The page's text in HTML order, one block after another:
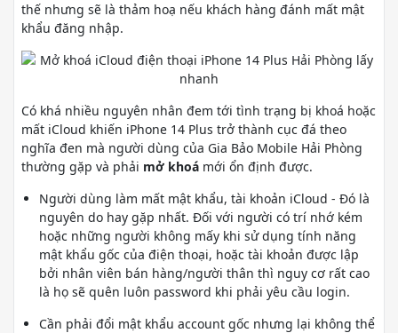
thế nhưng sẽ là thảm hoạ nếu khách hàng đánh mất mật
khẩu đăng nhập.
Có khá nhiều nguyên nhân đem tới tình trạng bị khoá hoặc
mất iCloud khiến iPhone 14 Plus trở thành cục đá theo
nghĩa đen mà người dùng của Gia Bảo Mobile Hải Phòng
thường gặp và phải mở khoá mới ổn định được.
Người dùng làm mất mật khẩu, tài khoản iCloud - Đó là
nguyên do hay gặp nhất. Đối với người có trí nhớ kém
hoặc những người không mấy khi sử dụng tính năng
mật khẩu gốc của điện thoại, hoặc tài khoản được lập
bởi nhân viên bán hàng/người thân thì nguy cơ rất cao
là họ sẽ quên luôn password khi phải yêu cầu login.
Cần phải đổi mật khẩu account gốc nhưng lại không thể